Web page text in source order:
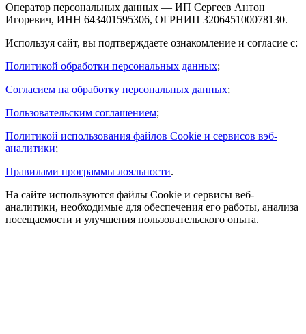
Оператор персональных данных — ИП Сергеев Антон
Игоревич, ИНН 643401595306, ОГРНИП 320645100078130.
Используя сайт, вы подтверждаете ознакомление и согласие с:
Политикой обработки персональных данных;
Согласием на обработку персональных данных;
Пользовательским соглашением;
Политикой использования файлов Cookie и сервисов вэб-
аналитики;
Правилами программы лояльности.
На сайте используются файлы Cookie и сервисы веб-
аналитики, необходимые для обеспечения его работы, анализа
посещаемости и улучшения пользовательского опыта.